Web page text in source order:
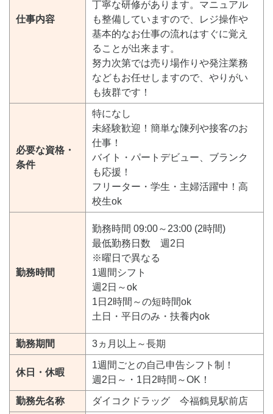
仕事内容
丁寧な研修があります。マニュアル
も整備していますので、レジ操作や
基本的なお仕事の流れはすぐに覚え
ることが出来ます。
努力次第では売り場作りや発注業務
などもお任せしますので、やりがい
も抜群です！
必要な資格・
条件
特になし
未経験歓迎！簡単な陳列や接客のお
仕事！
バイト・パートデビュー、ブランク
も応援！
フリーター・学生・主婦活躍中！高
校生ok
勤務時間
勤務時間 09:00～23:00 (2時間)
最低勤務日数 週2日
※曜日で異なる
1週間シフト
週2日～ok
1日2時間～の短時間ok
土日・平日のみ・扶養内ok
勤務期間 3ヵ月以上～長期
休日・休暇
1週間ごとの自己申告シフト制！
週2日～・1日2時間～OK！
勤務先名称 ダイコクドラッグ 今福鶴見駅前店